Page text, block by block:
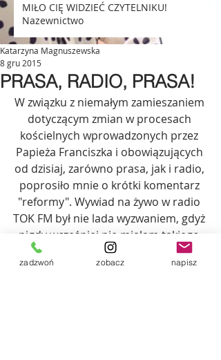
MIŁO CIĘ WIDZIEĆ CZYTELNIKU!
Nazewnictwo
PRASA, RADIO, PRASA!
Katarzyna Magnuszewska
8 gru 2015
W związku z niemałym zamieszaniem
dotyczącym zmian w procesach
kościelnych wprowadzonych przez
Papieża Franciszka i obowiązujących
od dzisiaj, zarówno prasa, jak i radio,
poprosiło mnie o krótki komentarz
"reformy". Wywiad na żywo w radio
TOK FM był nie lada wyzwaniem, gdyż
nigdy wcześniej nie miałam takiego
doświadczenia. Natomiast z
pojawianiem się w prasie nawet
zadzwoń zobacz napisz